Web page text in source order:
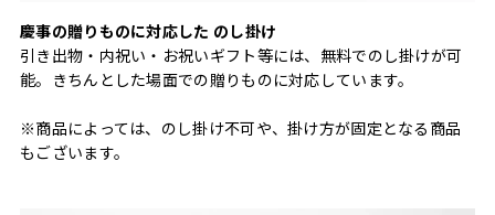
慶事の贈りものに対応した のし掛け
引き出物・内祝い・お祝いギフト等には、無料でのし掛けが可
能。きちんとした場面での贈りものに対応しています。
※商品によっては、のし掛け不可や、掛け方が固定となる商品
もございます。